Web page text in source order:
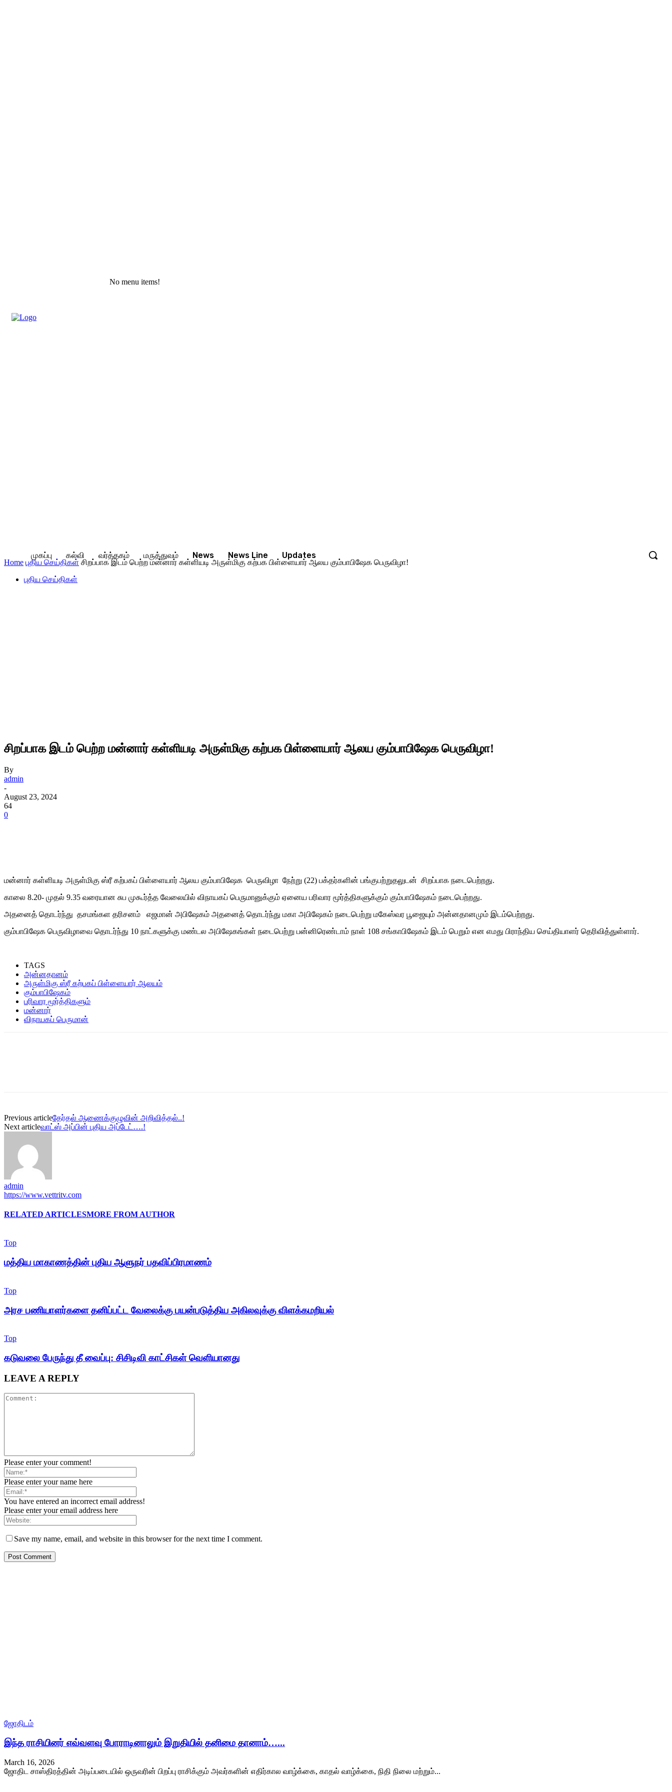
No menu items!
முகப்பு கல்வி வர்த்தகம் மருத்துவம் News News Line Updates
Home புதிய செய்திகள் சிறப்பாக இடம் பெற்ற மன்னார் கள்ளியடி அருள்மிகு கற்பக பிள்ளையார் ஆலய கும்பாபிஷேக பெருவிழா!
புதிய செய்திகள்
சிறப்பாக இடம் பெற்ற மன்னார் கள்ளியடி அருள்மிகு கற்பக பிள்ளையார் ஆலய கும்பாபிஷேக பெருவிழா!
By
admin
-
August 23, 2024
64
0
மன்னார் கள்ளியடி அருள்மிகு ஸ்ரீ கற்பகப் பிள்ளையார் ஆலய கும்பாபிஷேக பெருவிழா நேற்று (22) பக்தர்களின் பங்குபற்றுதலுடன் சிறப்பாக நடைபெற்றது.
காலை 8.20- முதல் 9.35 வரையான சுப முகூர்த்த வேலையில் விநாயகப் பெருமானுக்கும் ஏனைய பரிவார மூர்த்திகளுக்கும் கும்பாபிஷேகம் நடைபெற்றது.
அதனைத் தொடர்ந்து தசமங்கள தரிசனம் எஜமான் அபிஷேகம் அதனைத் தொடர்ந்து மகா அபிஷேகம் நடைபெற்று மகேஸ்வர பூஜையும் அன்னதானமும் இடம்பெற்றது.
கும்பாபிஷேக பெருவிழாவை தொடர்ந்து 10 நாட்களுக்கு மண்டல அபிஷேகங்கள் நடைபெற்று பன்னிரெண்டாம் நாள் 108 சங்காபிஷேகம் இடம் பெறும் என எமது பிராந்திய செய்தியாளர் தெரிவித்துள்ளார்.
TAGS
அன்னதானம்
அருள்மிகு ஸ்ரீ கற்பகப் பிள்ளையார் ஆலயம்
கும்பாபிஷேகம்
பரிவார மூர்த்திகளும்
மன்னார்
விநாயகப் பெருமான்
Previous articleதேர்தல் ஆணைக்குழுவின் அறிவித்தல்..!
Next articleவாட்ஸ் அப்பின் புதிய அப்டேட்….!
admin
https://www.vettritv.com
RELATED ARTICLESMORE FROM AUTHOR
Top
மத்திய மாகாணத்தின் புதிய ஆளுநர் பதவிப்பிரமாணம்
Top
அரச பணியாளர்களை தனிப்பட்ட வேலைக்கு பயன்படுத்திய அகிலவுக்கு விளக்கமறியல்
Top
கடுவலை பேருந்து தீ வைப்பு: சிசிடிவி காட்சிகள் வெளியானது
LEAVE A REPLY
Please enter your comment!
Please enter your name here
You have entered an incorrect email address!
Please enter your email address here
Save my name, email, and website in this browser for the next time I comment.
ஜோதிடம்
இந்த ராசியினர் எவ்வளவு போராடினாலும் இறுதியில் தனிமை தானாம்…...
March 16, 2026
ஜோதிட சாஸ்திரத்தின் அடிப்படையில் ஒருவரின் பிறப்பு ராசிக்கும் அவர்களின் எதிர்கால வாழ்க்கை, காதல் வாழ்க்கை, நிதி நிலை மற்றும்...